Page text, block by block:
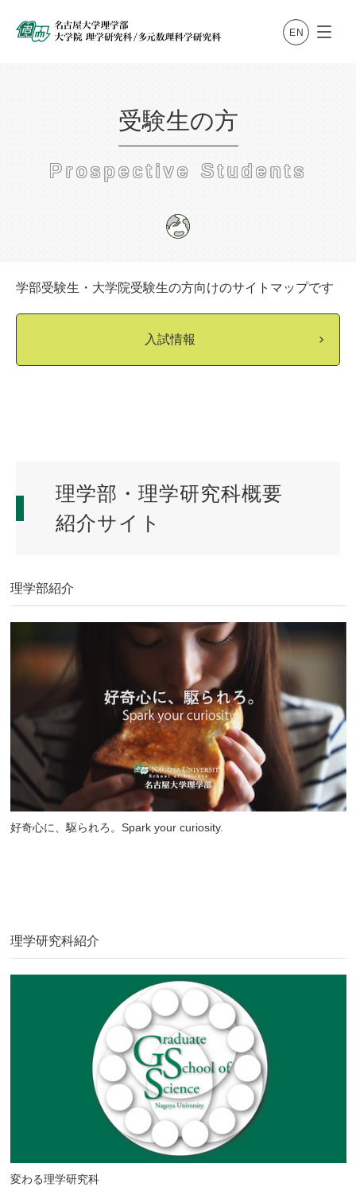
受験生の方
Prospective Students
学部受験生・大学院受験生の方向けのサイトマップです
入試情報
理学部・理学研究科概要
紹介サイト
理学部紹介
好奇心に、駆られろ。Spark your curiosity.
理学研究科紹介
変わる理学研究科